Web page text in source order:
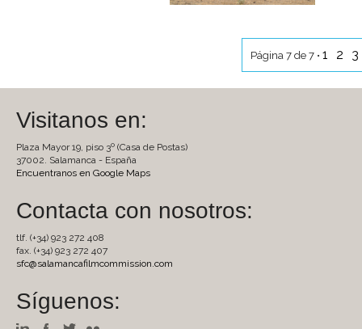
Página 7 de 7 • 1 2 3
Visitanos en:
Plaza Mayor 19, piso 3º (Casa de Postas)
37002. Salamanca - España
Encuentranos en Google Maps
Contacta con nosotros:
tlf. (+34) 923 272 408
fax. (+34) 923 272 407
sfc@salamancafilmcommission.com
Síguenos: